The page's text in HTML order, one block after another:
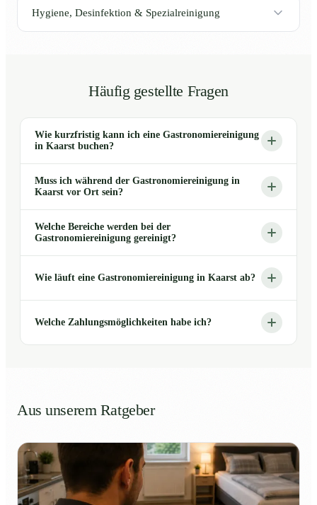
Hygiene, Desinfektion & Spezialreinigung
Häufig gestellte Fragen
Wie kurzfristig kann ich eine Gastronomiereinigung
in Kaarst buchen?
Muss ich während der Gastronomiereinigung in
Kaarst vor Ort sein?
Welche Bereiche werden bei der
Gastronomiereinigung gereinigt?
Wie läuft eine Gastronomiereinigung in Kaarst ab?
Welche Zahlungsmöglichkeiten habe ich?
Aus unserem Ratgeber